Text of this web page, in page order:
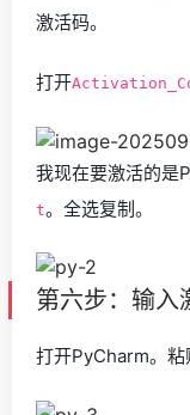
激活码。
打开
我现在要激活的是
t。全选复制。
第六步：输入
打开PyCharm。